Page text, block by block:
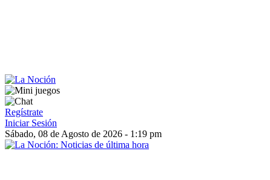
Regístrate
Iniciar Sesión
Sábado, 08 de Agosto de 2026 - 1:19 pm